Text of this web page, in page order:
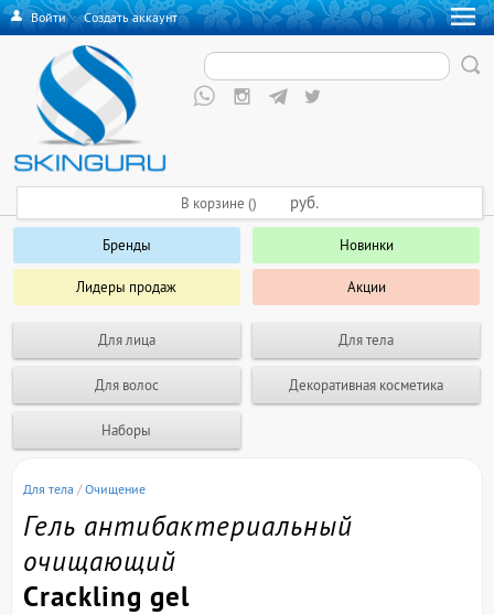
Войти·Создать аккаунт
Бренды Новинки
Лидеры продаж Акции
Для лица Для тела
Для волос Декоративная косметика
Наборы
В корзине () руб.
Для тела /Очищение
Гель антибактериальный
очищающий
Crackling gel